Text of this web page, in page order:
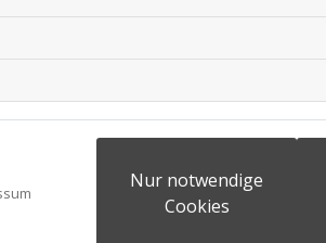
Nur notwendige
Cookies